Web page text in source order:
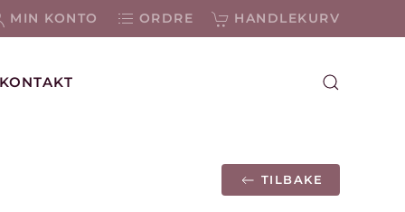
MIN KONTO ORDRE HANDLEKURV
TILBAKE